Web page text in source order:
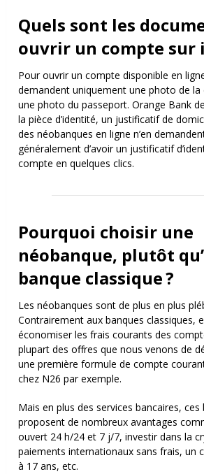
Quels sont les
ouvrir un compte sur
Pour ouvrir un compte disponible en
demandent uniquement une photo de la
une photo du passeport. Orange Bank
la pièce d’identité, un justificatif de
des néobanques en ligne n’en
généralement d’avoir un justificatif
compte en quelques clics.
Pourquoi choisir une
néobanque, plutôt
banque classique ?
Les néobanques sont de plus en plus
Contrairement aux banques classiques,
économiser les frais courants des
plupart des offres que nous venons de
une première formule de compte
chez N26 par exemple.
Mais en plus des services bancaires, ces
proposent de nombreux avantages
ouvert 24 h/24 et 7 j/7, investir dans la
paiements internationaux sans frais, un
à 17 ans, etc.